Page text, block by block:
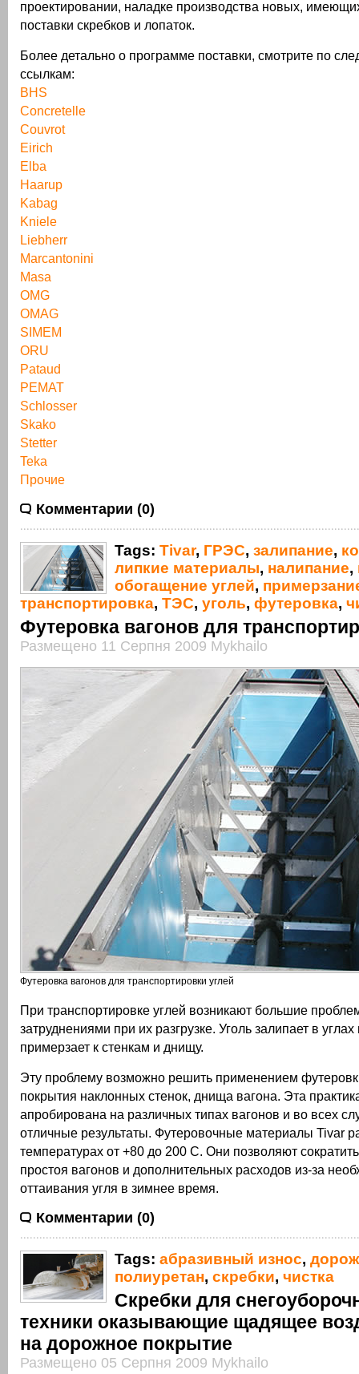
проектировании, наладке производства новых,
поставки скребков и лопаток.
Более детально о программе поставки, смотрите по
ссылкам:
BHS
Concretelle
Couvrot
Eirich
Elba
Haarup
Kabag
Kniele
Liebherr
Marcantonini
Masa
OMG
OMAG
SIMEM
ORU
Pataud
PEMAT
Schlosser
Skako
Stetter
Teka
Прочие
Комментарии (0)
Tags: Tivar, ГРЭС, залипание,
липкие материалы, налипание,
обогащение углей,
транспортировка, ТЭС, уголь, футеровка,
Футеровка вагонов для
Размещено 11 Серпня 2009 Mykhailo
Футеровка вагонов для транспортировки углей
При транспортировке углей возникают большие
затруднениями при их разгрузке. Уголь залипает в углах
примерзает к стенкам и днищу.
Эту проблему возможно решить применением
покрытия наклонных стенок, днища вагона. Эта
апробирована на различных типах вагонов и во всех
отличные результаты. Футеровочные материалы Tivar
температурах от +80 до 200 С. Они позволяют
простоя вагонов и дополнительных расходов из-за
оттаивания угля в зимнее время.
Комментарии (0)
Tags: абразивный износ,
полиуретан, скребки, чистка
Скребки для
техники оказывающие щадящее
на дорожное покрытие
Размещено 05 Серпня 2009 Mykhailo